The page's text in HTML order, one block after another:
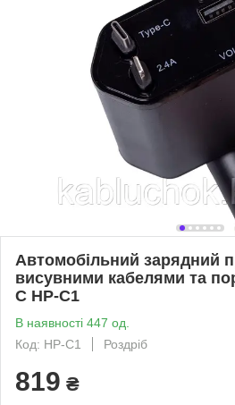
Автомобільний зарядний
висувними кабелями та
C HP-C1
В наявності 447 од.
Код: HP-C1
Роздріб
819 ₴